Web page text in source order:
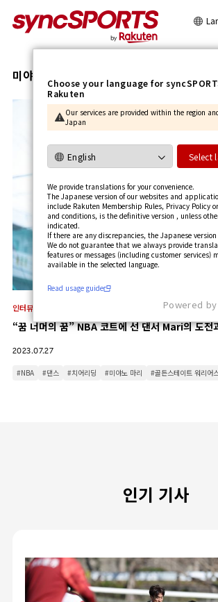
日本語
繁體中文
미야노 마리
인터뷰
“꿈 너머의 꿈” NBA 코트에 선 댄서 Mari의 도전
2023.07.27
#NBA #댄스 #치어리딩 #미야노 마리 #골든스테이트 워리어
인기 기사
Choose your language for
Rakuten
Our services are provided within the region
Japan
Select
We provide translations for your convenience.
The Japanese version of our websites and
include Rakuten Membership Rules, Privacy Policy
and conditions, is the definitive version , unless
indicated.
If there are any discrepancies, the Japanese
We do not guarantee that we always provide
features or messages (including customer services)
available in the selected language.​
Read usage guide
Powered
사용가이드 보기